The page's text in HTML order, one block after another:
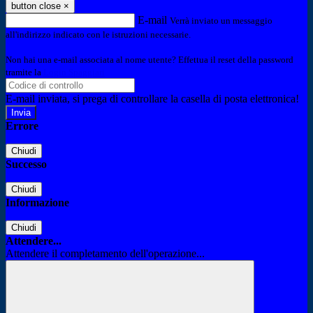
button close ×
E-mail Verrà inviato un messaggio
all'indirizzo indicato con le istruzioni necessarie.
Non hai una e-mail associata al nome utente? Effettua il reset della password
tramite la
E-mail inviata, si prega di controllare la casella di posta elettronica!
Errore
Chiudi
Successo
Chiudi
Informazione
Chiudi
Attendere...
Attendere il completamento dell'operazione...